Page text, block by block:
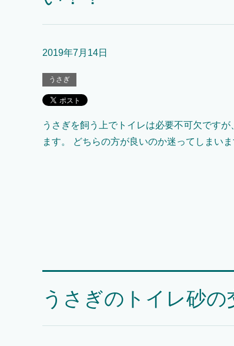
2019年7月14日
うさぎ
うさぎを飼う上でトイレは必要不可欠ですが
ます。 どちらの方が良いのか迷ってしまい
うさぎのトイレ砂の